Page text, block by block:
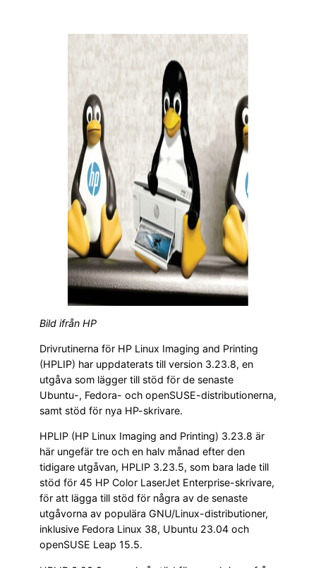
Bild ifrån HP
Drivrutinerna för HP Linux Imaging and Printing
(HPLIP) har uppdaterats till version 3.23.8, en
utgåva som lägger till stöd för de senaste
Ubuntu-, Fedora- och openSUSE-distributionerna,
samt stöd för nya HP-skrivare.
HPLIP (HP Linux Imaging and Printing) 3.23.8 är
här ungefär tre och en halv månad efter den
tidigare utgåvan, HPLIP 3.23.5, som bara lade till
stöd för 45 HP Color LaserJet Enterprise-skrivare,
för att lägga till stöd för några av de senaste
utgåvorna av populära GNU/Linux-distributioner,
inklusive Fedora Linux 38, Ubuntu 23.04 och
openSUSE Leap 15.5.